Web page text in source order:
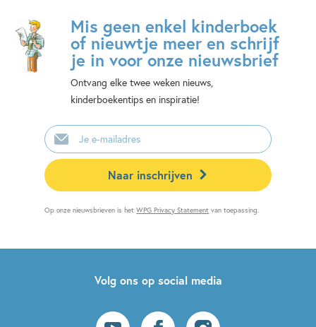
Mis geen enkel kinderboek
of nieuwtje meer en schrijf
je in voor onze nieuwsbrief
Ontvang elke twee weken nieuws,
kinderboekentips en inspiratie!
E-
mailadres
Naar inschrijven
Op onze nieuwsbrieven is hetWPG Privacy Statement van toepassing.
Volg ons op social media